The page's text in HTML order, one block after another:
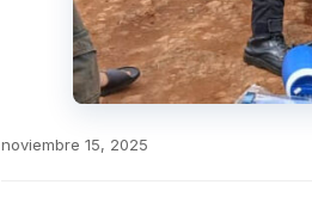
noviembre 15, 2025